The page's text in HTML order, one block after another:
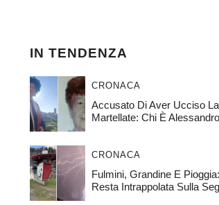
IN TENDENZA
CRONACA
Accusato Di Aver Ucciso
Martellate: Chi È
CRONACA
Fulmini, Grandine E
Resta Intrappolata Sulla